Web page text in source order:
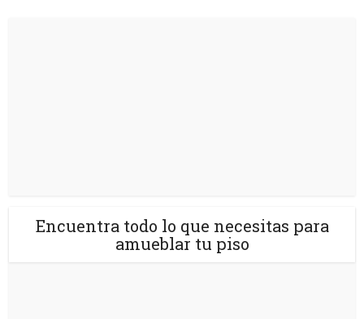
Encuentra todo lo que necesitas para
amueblar tu piso